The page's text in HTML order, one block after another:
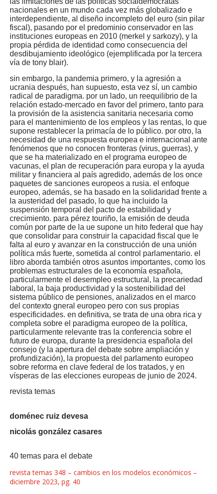
nacionales en un mundo cada vez más globalizado e
interdependiente, al diseño incompleto del euro (sin pilar
fiscal), pasando por el predominio conservador en las
instituciones europeas en 2010 (merkel y sarkozy), y la
propia pérdida de identidad como consecuencia del
desdibujamiento ideológico (ejemplificada por la tercera
vía de tony blair).
sin embargo, la pandemia primero, y la agresión a
ucrania después, han supuesto, esta vez sí, un cambio
radical de paradigma. por un lado, un reequilibrio de la
relación estado-mercado en favor del primero, tanto para
la provisión de la asistencia sanitaria necesaria como
para el mantenimiento de los empleos y las rentas, lo que
supone restablecer la primacía de lo público. por otro, la
necesidad de una respuesta europea e internacional ante
fenómenos que no conocen fronteras (virus, guerras), y
que se ha materializado en el programa europeo de
vacunas, el plan de recuperación para europa y la ayuda
militar y financiera al país agredido, además de los once
paquetes de sanciones europeos a rusia. el enfoque
europeo, además, se ha basado en la solidaridad frente a
la austeridad del pasado, lo que ha incluido la
suspensión temporal del pacto de estabilidad y
crecimiento. para pérez touriño, la emisión de deuda
común por parte de la ue supone un hito federal que hay
que consolidar para construir la capacidad fiscal que le
falta al euro y avanzar en la construcción de una unión
política más fuerte, sometida al control parlamentario. el
libro aborda también otros asuntos importantes, como los
problemas estructurales de la economía española,
particularmente el desempleo estructural, la precariedad
laboral, la baja productividad y la sostenibilidad del
sistema público de pensiones, analizados en el marco
del contexto gneral europeo pero con sus propias
especificidades. en definitiva, se trata de una obra rica y
completa sobre el paradigma europeo de la política,
particularmente relevante tras la conferencia sobre el
futuro de europa, durante la presidencia española del
consejo (y la apertura del debate sobre ampliación y
profundización), la propuesta del parlamento europeo
sobre reforma en clave federal de los tratados, y en
vísperas de las elecciones europeas de junio de 2024.
revista temas
doménec ruiz devesa
nicolás gonzález casares
40 temas para el debate
revista temas 348 – cambios en los modelos económicos –
diciembre 2023, pg. 40